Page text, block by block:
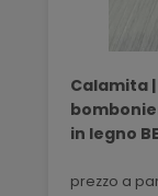
Calamita
in legno
prezzo a